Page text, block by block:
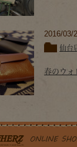
2016/03/
仙台
春のウォ